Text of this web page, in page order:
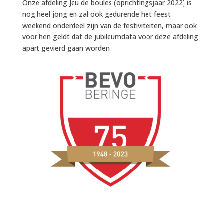
Onze afdeling Jeu de boules (oprichtingsjaar 2022) is
nog heel jong en zal ook gedurende het feest
weekend onderdeel zijn van de festiviteiten, maar ook
voor hen geldt dat de jubileumdata voor deze afdeling
apart gevierd gaan worden.